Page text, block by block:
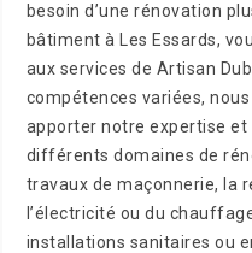
besoin d’une rénovation
bâtiment à Les Essards,
aux services de Artisan
compétences variées,
apporter notre expertise
différents domaines de
travaux de maçonnerie, la
l’électricité ou du
installations sanitaires ou